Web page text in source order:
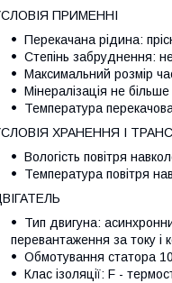
ПРИМЕННІ
Перекачана рідина:
Степінь забруднення:
Максимальний розмір
Мінералізація не
Температура
ХРАНЕННЯ І
Вологість повітря
Температура повітря
Тип двигуна:
перевантаження за току і
Обмотування статора
Клас ізоляції: F -